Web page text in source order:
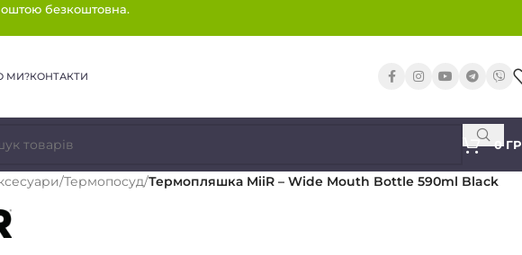
безкоштовна.
МИ?КОНТАКТИ
0
/Термопосуд/Термопляшка MiiR – Wide Mouth Bottle 590ml Black